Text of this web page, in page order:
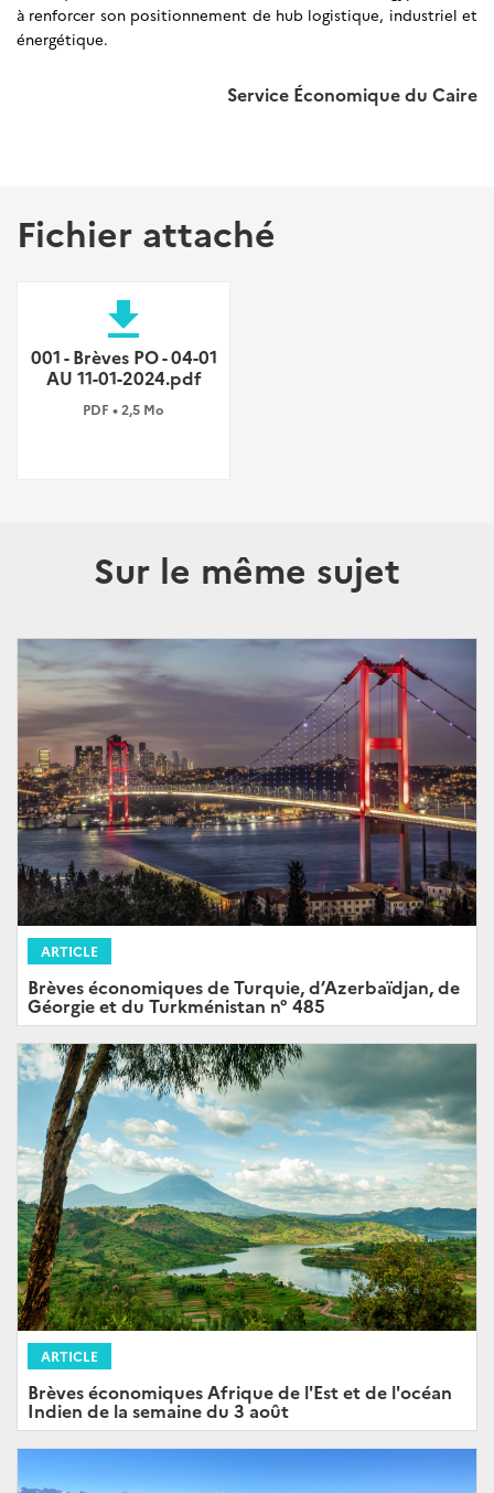
à renforcer son positionnement de hub logistique, industriel et
énergétique.
Service Économique du Caire
Fichier attaché
file_download
001 - Brèves PO - 04-01
AU 11-01-2024.pdf
PDF • 2,5 Mo
Sur le même sujet
ARTICLE
Brèves économiques de Turquie, d’Azerbaïdjan, de
Géorgie et du Turkménistan n° 485
ARTICLE
Brèves économiques Afrique de l'Est et de l'océan
Indien de la semaine du 3 août